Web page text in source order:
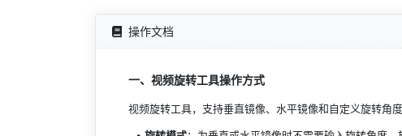
操作文档
一、视频旋转工具操作方式
视频旋转工具，支持垂直镜像、水平镜像和自定义旋转角